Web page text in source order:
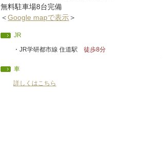
無料駐車場8台完備
＜Google mapで表示＞
JR
・JR学研都市線 住道駅 徒歩8分
車
詳しくはこちら